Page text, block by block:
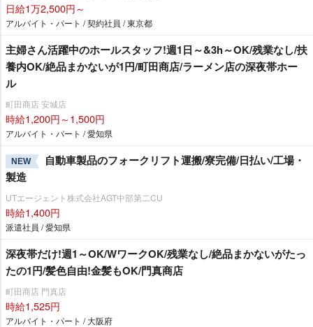
日給1万2,500円～
アルバイト・パート / 契約社員 / 東京都
主婦さん活躍中のホールスタッフ!週1日～&3h～OK/残業なし/扶
養内OK/絶品まかないが1円/町田商店/ラーメン店の深夜帯ホー
ル
町田商店 安城店
時給1,200円～1,500円
アルバイト・パート / 愛知県
NEW
自動車製品のフォークリフト運搬/寮完備/日払い/工場・
製造
UTエージェント株式会社AGT中部第二CU
時給1,400円
派遣社員 / 愛知県
深夜帯だけ!週1～OK/WワークOK/残業なし/絶品まかないがたっ
たの1円/髪色自由!金髪もOK/門真商店
町田商店 門真店
時給1,525円
アルバイト・パート / 大阪府